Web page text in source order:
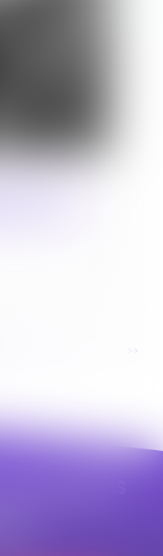
loi visant à
à
et de
>>